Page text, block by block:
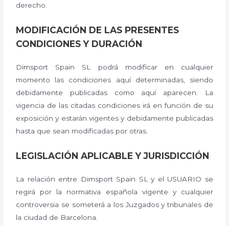
derecho.
MODIFICACIÓN DE LAS PRESENTES
CONDICIONES Y DURACIÓN
Dimsport Spain SL podrá modificar en cualquier
momento las condiciones aquí determinadas, siendo
debidamente publicadas como aquí aparecen. La
vigencia de las citadas condiciones irá en función de su
exposición y estarán vigentes y debidamente publicadas
hasta que sean modificadas por otras.
LEGISLACIÓN APLICABLE Y JURISDICCIÓN
La relación entre Dimsport Spain SL y el USUARIO se
regirá por la normativa española vigente y cualquier
controversia se someterá a los Juzgados y tribunales de
la ciudad de Barcelona.